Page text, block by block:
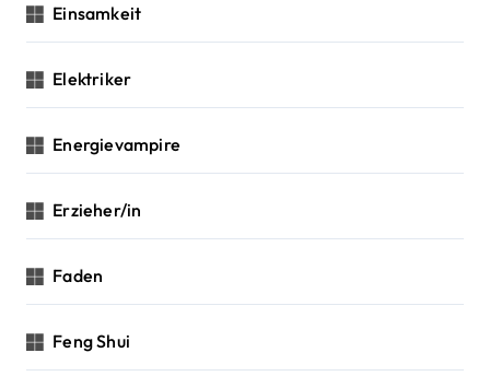
Einsamkeit
Elektriker
Energievampire
Erzieher/in
Faden
Feng Shui